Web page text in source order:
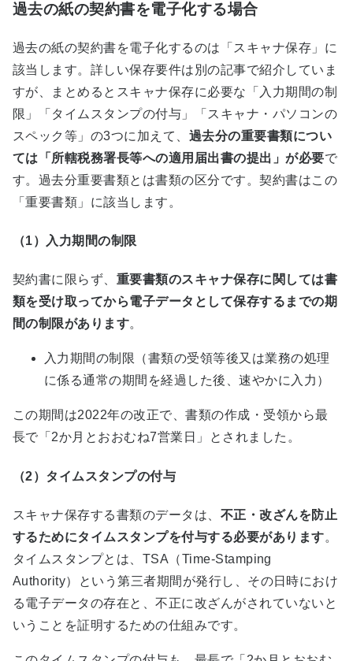
過去の紙の契約書を電子化する場合
過去の紙の契約書を電子化するのは「スキャナ保存」に
該当します。詳しい保存要件は別の記事で紹介していま
すが、まとめるとスキャナ保存に必要な「入力期間の制
限」「タイムスタンプの付与」「スキャナ・パソコンの
スペック等」の3つに加えて、 過去分の重要書類につい
ては「所轄税務署長等への適用届出書の提出」が必要で
す。過去分重要書類とは書類の区分です。契約書はこの
「重要書類」に該当します。
（1）入力期間の制限
契約書に限らず、 重要書類のスキャナ保存に関しては書
類を受け取ってから電子データとして保存するまでの期
間の制限があります。
入力期間の制限（書類の受領等後又は業務の処理
に係る通常の期間を経過した後、速やかに入力）
この期間は2022年の改正で、書類の作成・受領から最
長で「2か月とおおむね7営業日」とされました。
（2）タイムスタンプの付与
スキャナ保存する書類のデータは、 不正・改ざんを防止
するためにタイムスタンプを付与する必要があります。
タイムスタンプとは、TSA（Time-Stamping
Authority）という第三者期間が発行し、その日時におけ
る電子データの存在と、不正に改ざんがされていないと
いうことを証明するための仕組みです。